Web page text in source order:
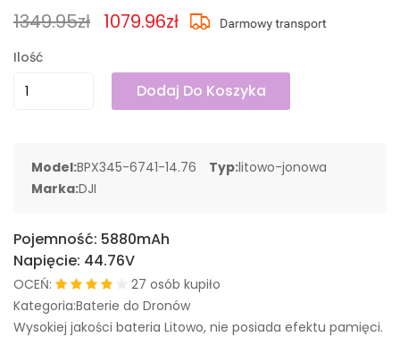
1349.95zł 1079.96zł
Ilość
Dodaj Do Koszyka
Model:BPX345-6741-14.76 Typ:litowo-jonowa
Marka:DJI
Pojemność: 5880mAh
Napięcie: 44.76V
OCEŃ:
27 osób kupiło
Kategoria:Baterie do Dronów
Wysokiej jakości bateria Litowo, nie posiada efektu pamięci.